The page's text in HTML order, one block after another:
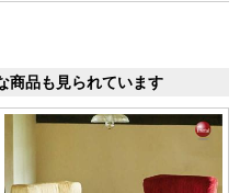
商品も見られています